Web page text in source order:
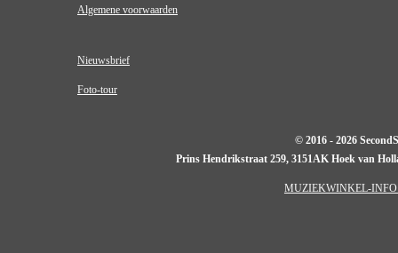
Algemene voorwaarden
Nieuwsbrief
Foto-tour
© 2016 - 2026
Prins Hendrikstraat 259, 3151AK Hoek van
MUZIEKWINKEL-